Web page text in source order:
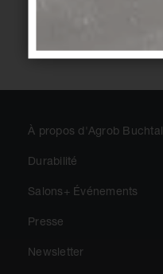
À propos d'Agrob Buchtal
Durabilité
Salons+ Événements
Presse
Newsletter